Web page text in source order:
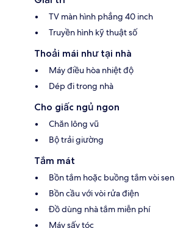
TV màn hình phẳng 40 inch
Truyền hình kỹ thuật số
Thoải mái như tại nhà
Máy điều hòa nhiệt độ
Dép đi trong nhà
Cho giấc ngủ ngon
Chăn lông vũ
Bộ trải giường
Tắm mát
Bồn tắm hoặc buồng tắm vòi sen
Bồn cầu với vòi rửa điện
Đồ dùng nhà tắm miễn phí
Máy sấy tóc